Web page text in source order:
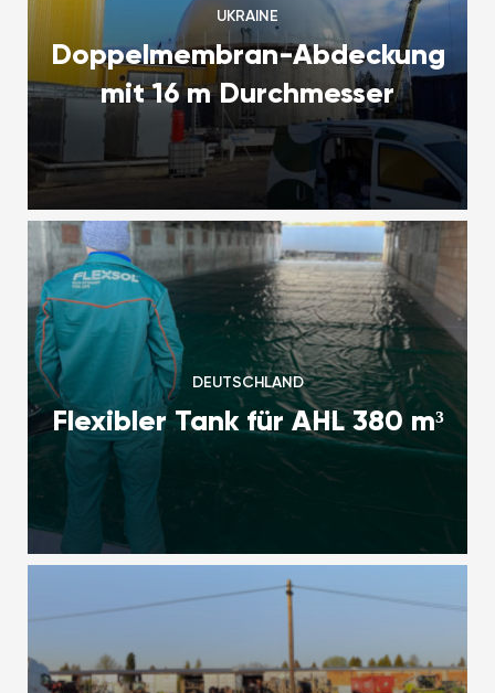
UKRAINE
Doppelmembran-Abdeckung
mit 16 m Durchmesser
DEUTSCHLAND
Flexibler Tank für AHL 380 m³